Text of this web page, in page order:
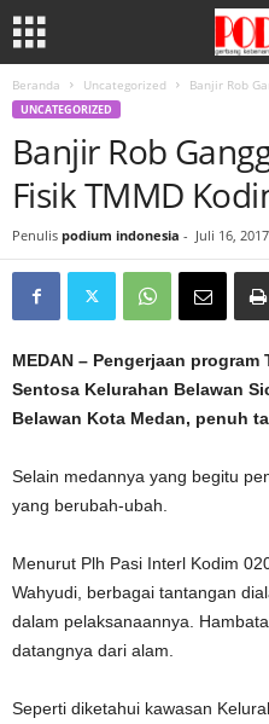
Beranda Uncategorized Banjir Rob
UNCATEGORIZED
Banjir Rob
Fisik TMMD
Penulis podium indonesia - Juli 16, 2017
MEDAN – Pengerjaan
Sentosa Kelurahan Belawan
Belawan Kota Medan, penuh
Selain medannya yang begitu
yang berubah-ubah.
Menurut Plh Pasi Interl Kodim
Wahyudi, berbagai tantangan
dalam pelaksanaannya.
datangnya dari alam.
Seperti diketahui kawasan